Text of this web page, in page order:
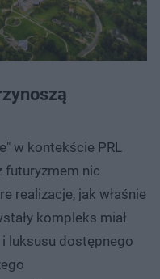
w kontekście PRL
futuryzmem nic
realizacje, jak właśnie
kompleks miał
luksusu dostępnego